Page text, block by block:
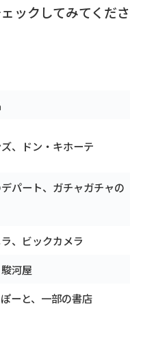
ックしてみてくださ
、ドン・キホーテ
パート、ガチャガチャの
、ビックカメラ
河屋
ーと、一部の書店